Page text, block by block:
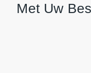
Met Uw